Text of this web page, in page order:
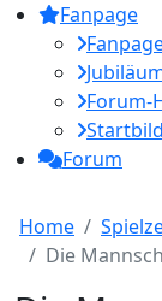
Fanpage
Forum-
Forum
Home
Die